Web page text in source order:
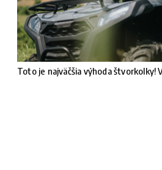
Toto je najväčšia výhoda štvorkolky!